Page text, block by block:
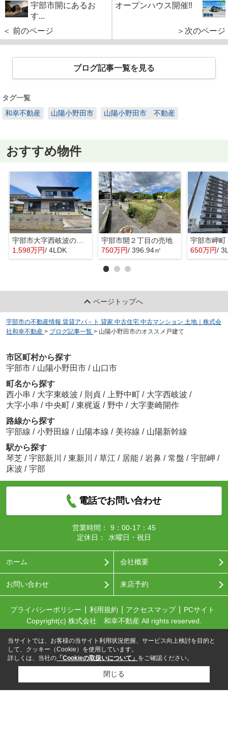
宇部市開にあるお
す...
＜ 前のページ
オープンハウス開催‼
＞次のページ
ブログ記事一覧を見る
タグ一覧
和幸不動産
山陽小野田市 山陽小野田市 不動産
おすすめ物件
宇部市大字西岐波の中古一戸建
1,598万円/ 4LDK
宇部市開２丁目の売地
750万円/ 396.94㎡ 650万円/
ページトップへ
宇部市の不動産情報 賃貸アパ－ト 貸家 中古住宅 中古マンション 土地｜株式会
社和幸不動産 > ブログ記事一覧 > 山陽小野田市のオススメ戸建て
市区町村から探す
宇部市 / 山陽小野田市 / 山口市
町名から探す
西小串 / 大字東岐波 / 則貞 / 上野中町 / 大字西岐波 /
大字小串 / 中央町 / 東梶返 / 野中 / 大字妻崎開作
路線から探す
宇部線 / 小野田線 / 山陽本線 / 美祢線 / 山陽新幹線
駅から探す
琴芝 / 宇部新川 / 東新川 / 草江 / 居能 / 岩鼻 / 常盤 / 宇部岬 /
床波 / 宇部
電話でお問い合わせ
営業時間：
9：00-17：45
定休日：
水曜日・祝日
ホーム 会社概要
お問い合わせ 来店予約
プライバシーポリシー 利用規約 アクセスマップ
PCサイト
Copyright(c) 株式会社 和幸不動産 All rights reserved.
当サイトでは、お客様の当サイト利用状況把握、サービス向上検討を目的と
して、クッキー（Cookie）を使用しています。
詳しくは、当社の 「Cookieの取扱いについて」 をご確認ください。
閉じる